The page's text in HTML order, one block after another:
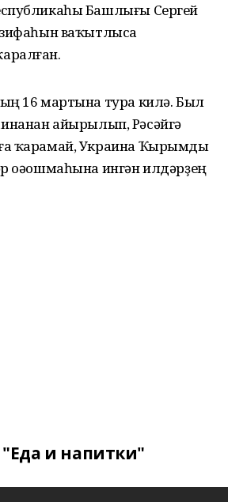
Башлығы Сергей
ваҡытлыса
16 мартына тура килә. Был
айырылып, Рәсәйгә
ҡарамай, Украина Ҡырымды
оәошмаһына ингән илдәрҙең
"Еда и напитки"